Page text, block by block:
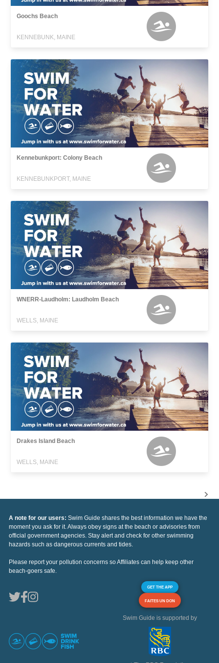
Goochs Beach
KENNEBUNK, MAINE
Kennebunkport: Colony Beach
KENNEBUNKPORT, MAINE
WNERR-Laudholm: Laudholm Beach
WELLS, MAINE
Drakes Island Beach
WELLS, MAINE
A note for our users: Swim Guide shares the best information we have the
moment you ask for it. Always obey signs at the beach or advisories from
official government agencies. Stay alert and check for other swimming
hazards such as dangerous currents and tides.
Please report your pollution concerns so Affiliates can help keep other
beach-goers safe.
GET THE APP
FAITES UN DON
Swim Guide is supported by